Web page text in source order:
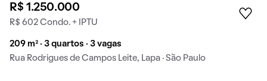
R$ 1.250.000
R$ 602 Condo. + IPTU
209 m² · 3 quartos · 3 vagas
Rua Rodrigues de Campos Leite, Lapa · São Paulo